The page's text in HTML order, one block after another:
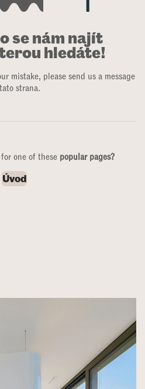
se nám najít
hledáte!
mistake, please send us a message
tato strana
one of these popular pages?
Úvod